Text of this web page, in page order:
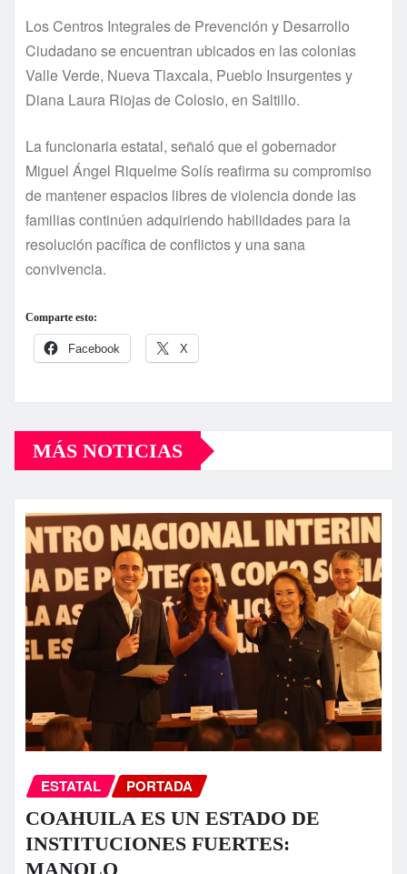
Los Centros Integrales de Prevención y Desarrollo
Ciudadano se encuentran ubicados en las colonias
Valle Verde, Nueva Tlaxcala, Pueblo Insurgentes y
Diana Laura Riojas de Colosio, en Saltillo.
La funcionaria estatal, señaló que el gobernador
Miguel Ángel Riquelme Solís reafirma su compromiso
de mantener espacios libres de violencia donde las
familias continúen adquiriendo habilidades para la
resolución pacífica de conflictos y una sana
convivencia.
Comparte esto:
Facebook X
MÁS NOTICIAS
ESTATAL PORTADA
COAHUILA ES UN ESTADO DE
INSTITUCIONES FUERTES:
MANOLO